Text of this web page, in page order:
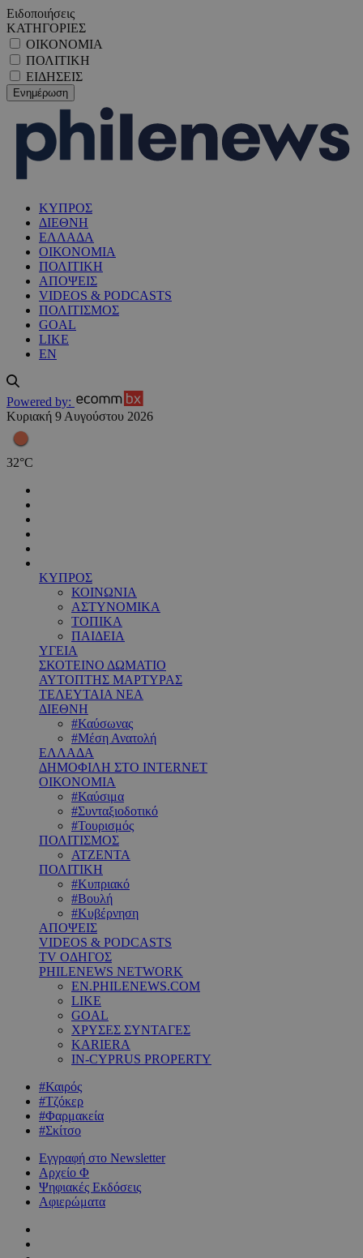
Ειδοποιήσεις
ΚΑΤΗΓΟΡΙΕΣ
ΟΙΚΟΝΟΜΙΑ
ΠΟΛΙΤΙΚΗ
ΕΙΔΗΣΕΙΣ
ΚΥΠΡΟΣ
ΔΙΕΘΝΗ
ΕΛΛΑΔΑ
ΟΙΚΟΝΟΜΙΑ
ΠΟΛΙΤΙΚΗ
ΑΠΟΨΕΙΣ
VIDEOS & PODCASTS
ΠΟΛΙΤΙΣΜΟΣ
GOAL
LIKE
EN
Powered by:
Κυριακή 9 Αυγούστου 2026
32°C
ΚΥΠΡΟΣ
ΚΟΙΝΩΝΙΑ
ΑΣΤΥΝΟΜΙΚΑ
ΤΟΠΙΚΑ
ΠΑΙΔΕΙΑ
ΥΓΕΙΑ
ΣΚΟΤΕΙΝΟ ΔΩΜΑΤΙΟ
ΑΥΤΟΠΤΗΣ ΜΑΡΤΥΡΑΣ
ΤΕΛΕΥΤΑΙΑ ΝΕΑ
ΔΙΕΘΝΗ
#Καύσωνας
#Μέση Ανατολή
ΕΛΛΑΔΑ
ΔΗΜΟΦΙΛΗ ΣΤΟ INTERNET
ΟΙΚΟΝΟΜΙΑ
#Καύσιμα
#Συνταξιοδοτικό
#Τουρισμός
ΠΟΛΙΤΙΣΜΟΣ
ΑΤΖΕΝΤΑ
ΠΟΛΙΤΙΚΗ
#Κυπριακό
#Βουλή
#Κυβέρνηση
ΑΠΟΨΕΙΣ
VIDEOS & PODCASTS
TV ΟΔΗΓΟΣ
PHILENEWS NETWORK
EN.PHILENEWS.COM
LIKE
GOAL
ΧΡΥΣΕΣ ΣΥΝΤΑΓΕΣ
KARIERA
IN-CYPRUS PROPERTY
#Καιρός
#Τζόκερ
#Φαρμακεία
#Σκίτσο
Εγγραφή στο Newsletter
Αρχείο Φ
Ψηφιακές Εκδόσεις
Αφιερώματα